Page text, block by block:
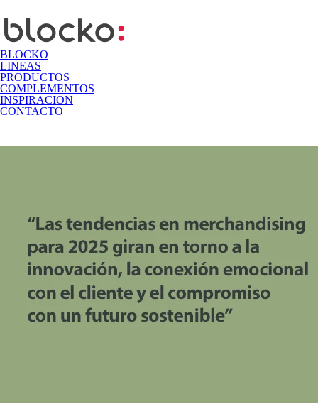
BLOCKO
LINEAS
PRODUCTOS
COMPLEMENTOS
INSPIRACION
CONTACTO